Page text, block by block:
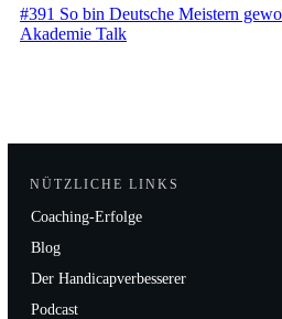
#391 So bin Deutsche Meistern
Akademie Talk
NÜTZLICHE LINKS
Coaching-Erfolge
Blog
Der Handicapverbesserer
Podcast